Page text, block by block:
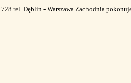
rel. Dęblin - Warszawa Zachodnia